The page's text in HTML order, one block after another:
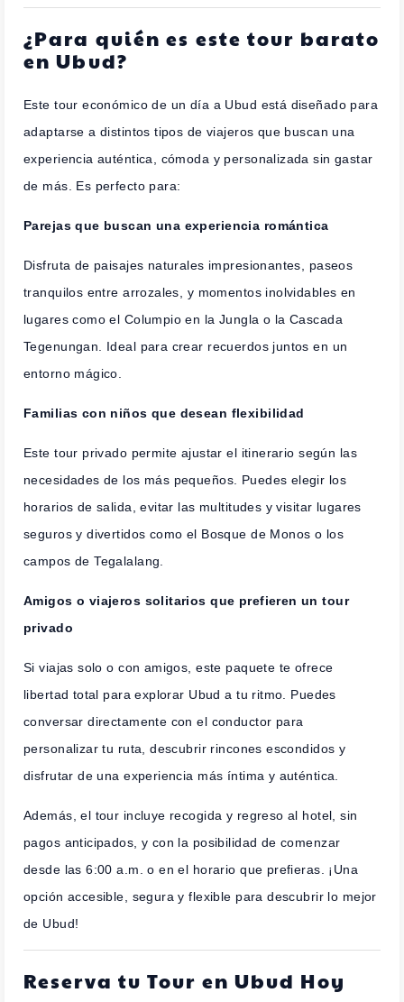
¿Para quién es este tour barato
en Ubud?
Este tour económico de un día a Ubud está diseñado para
adaptarse a distintos tipos de viajeros que buscan una
experiencia auténtica, cómoda y personalizada sin gastar
de más. Es perfecto para:
Parejas que buscan una experiencia romántica
Disfruta de paisajes naturales impresionantes, paseos
tranquilos entre arrozales, y momentos inolvidables en
lugares como el Columpio en la Jungla o la Cascada
Tegenungan. Ideal para crear recuerdos juntos en un
entorno mágico.
Familias con niños que desean flexibilidad
Este tour privado permite ajustar el itinerario según las
necesidades de los más pequeños. Puedes elegir los
horarios de salida, evitar las multitudes y visitar lugares
seguros y divertidos como el Bosque de Monos o los
campos de Tegalalang.
Amigos o viajeros solitarios que prefieren un tour
privado
Si viajas solo o con amigos, este paquete te ofrece
libertad total para explorar Ubud a tu ritmo. Puedes
conversar directamente con el conductor para
personalizar tu ruta, descubrir rincones escondidos y
disfrutar de una experiencia más íntima y auténtica.
Además, el tour incluye recogida y regreso al hotel, sin
pagos anticipados, y con la posibilidad de comenzar
desde las 6:00 a.m. o en el horario que prefieras. ¡Una
opción accesible, segura y flexible para descubrir lo mejor
de Ubud!
Reserva tu Tour en Ubud Hoy